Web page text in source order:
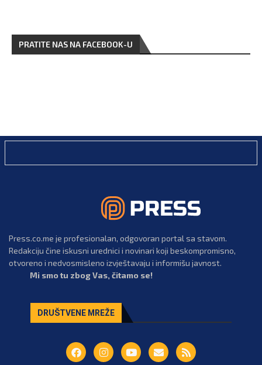
PRATITE NAS NA FACEBOOK-U
Press.co.me je profesionalan, odgovoran portal sa stavom.
Redakciju čine iskusni urednici i novinari koji beskompromisno,
otvoreno i nedvosmisleno izvještavaju i informišu javnost.
Mi smo tu zbog Vas, čitamo se!
DRUŠTVENE MREŽE